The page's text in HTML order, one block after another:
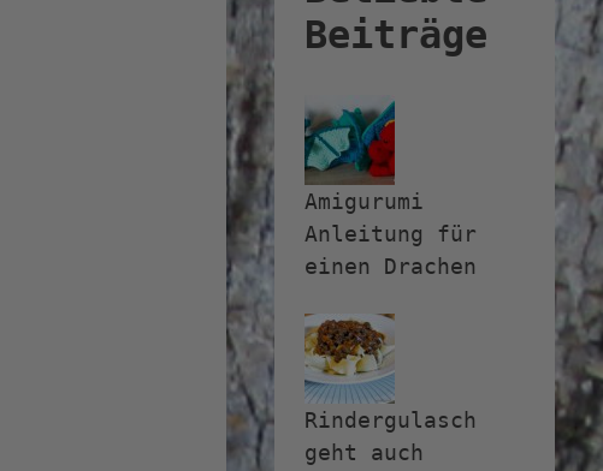
Beiträge
Amigurumi
Anleitung für
einen Drachen
Rindergulasch
geht auch